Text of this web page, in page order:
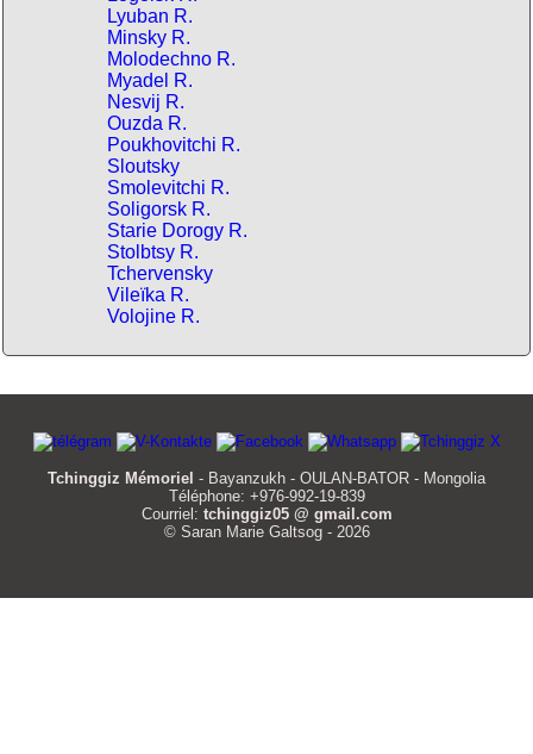
Lyuban R.
Minsky R.
Molodechno R.
Myadel R.
Nesvij R.
Ouzda R.
Poukhovitchi R.
Sloutsky
Smolevitchi R.
Soligorsk R.
Starie Dorogy R.
Stolbtsy R.
Tchervensky
Vileïka R.
Volojine R.
Tchinggiz Mémoriel - Bayanzukh - OULAN-BATOR - Mongolia
Téléphone: +976-992-19-839
Courriel: tchinggiz05 @ gmail.com
© Saran Marie Galtsog - 2026